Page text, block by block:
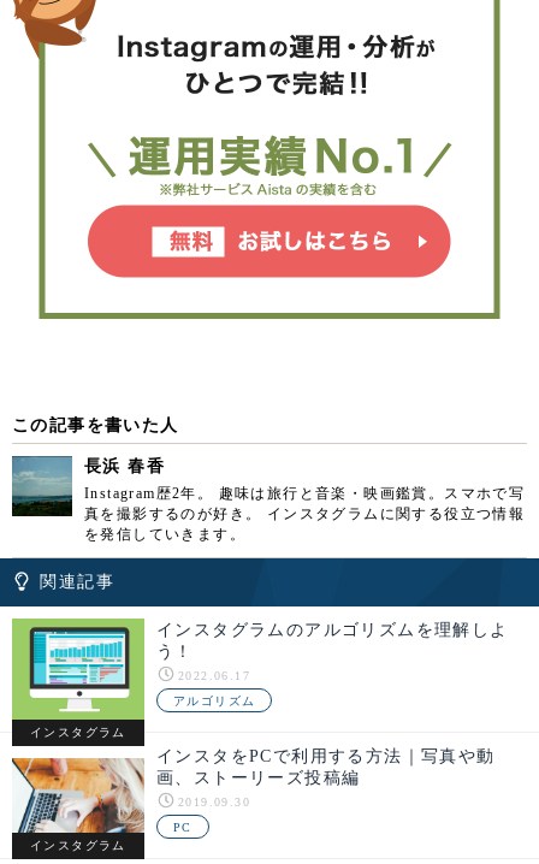
この記事を書いた人
長浜 春香
Instagram歴2年。 趣味は旅行と音楽・映画鑑賞。スマホで写
真を撮影するのが好き。 インスタグラムに関する役立つ情報
を発信していきます。
関連記事
インスタグラム
インスタグラムのアルゴリズムを理解しよ
う！
2022.06.17
アルゴリズム
インスタグラム
インスタをPCで利用する方法｜写真や動
画、ストーリーズ投稿編
2019.09.30
PC